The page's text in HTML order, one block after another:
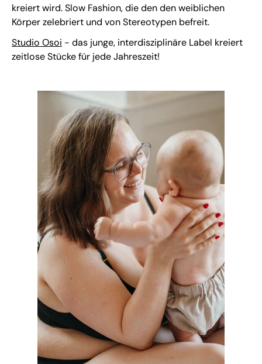
kreiert wird. Slow Fashion, die den den weiblichen
Körper zelebriert und von Stereotypen befreit.
Studio Osoi - das junge, interdisziplinäre Label kreiert
zeitlose Stücke für jede Jahreszeit!